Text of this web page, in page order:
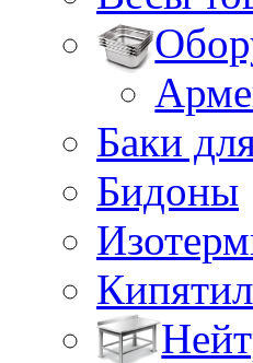
Баки
Бидоны